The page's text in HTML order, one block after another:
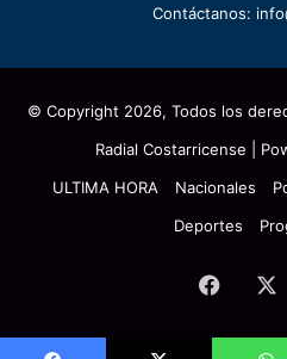
Contáctanos:
© Copyright 2026, Todos los
Radial Costarricense |
ULTIMA HORA
Nacionales
Deportes